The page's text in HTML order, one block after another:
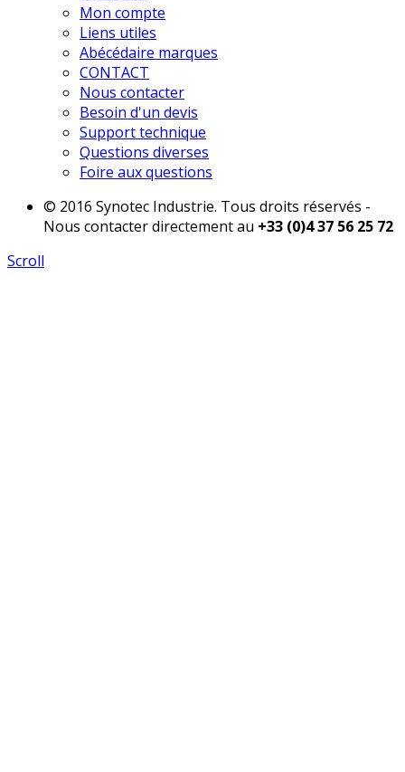
Mon compte
Liens utiles
Abécédaire marques
CONTACT
Nous contacter
Besoin d'un devis
Support technique
Questions diverses
Foire aux questions
© 2016 Synotec Industrie. Tous droits réservés -
Nous contacter directement au +33 (0)4 37 56 25 72
Scroll